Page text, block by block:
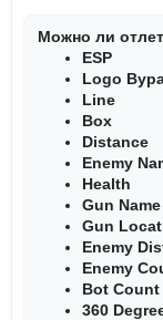
Можно ли
ESP
Logo
Line
Box
Distance
Enemy
Health
Gun Name
Gun
Enemy
Enemy
Bot Count
360